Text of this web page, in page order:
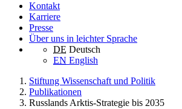
Kontakt
Karriere
Presse
Über uns in leichter Sprache
DE Deutsch
EN English
Stiftung Wissenschaft und Politik
Publikationen
Russlands Arktis-Strategie bis 2035